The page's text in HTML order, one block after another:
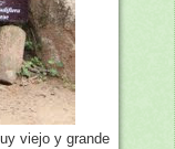
viejo y grande